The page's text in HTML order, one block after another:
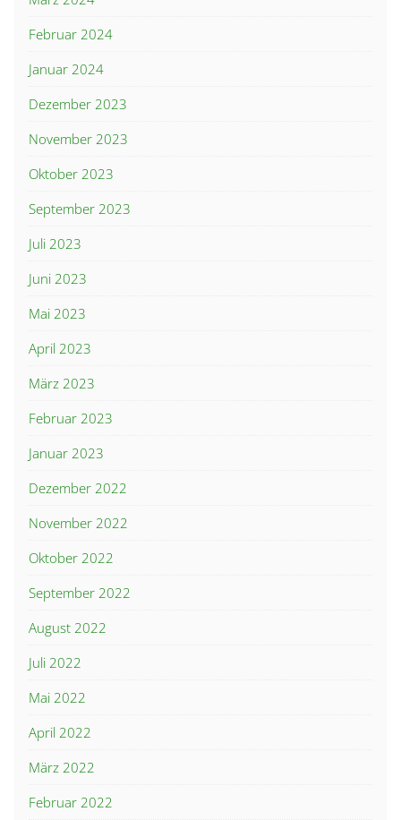
Februar 2024
Januar 2024
Dezember 2023
November 2023
Oktober 2023
September 2023
Juli 2023
Juni 2023
Mai 2023
April 2023
März 2023
Februar 2023
Januar 2023
Dezember 2022
November 2022
Oktober 2022
September 2022
August 2022
Juli 2022
Mai 2022
April 2022
März 2022
Februar 2022